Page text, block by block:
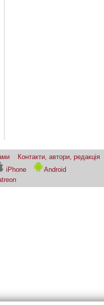
Контакти, автори, редакція
iPhone
Android